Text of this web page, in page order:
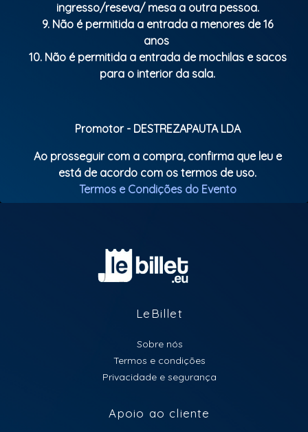
ingresso/reseva/ mesa a outra pessoa.
9. Não é permitida a entrada a menores de 16
anos
10. Não é permitida a entrada de mochilas e sacos
para o interior da sala.
Promotor - DESTREZAPAUTA LDA
Ao prosseguir com a compra, confirma que leu e
está de acordo com os termos de uso.
Termos e Condições do Evento
LeBillet
Sobre nós
Termos e condições
Privacidade e segurança
Apoio ao cliente